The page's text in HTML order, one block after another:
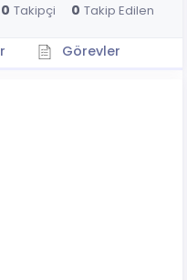
0 Takipçi 0 Takip Edilen
Görevler